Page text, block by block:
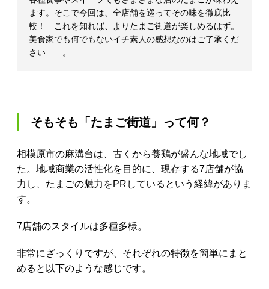
ます。そこで今回は、全店舗を巡ってその味を徹底比
較！ これを知れば、よりたまご街道が楽しめるはず。
美食家でも何でもないイチ素人の感想なのはご了承くだ
さい……。
そもそも「たまご街道」って何？
相模原市の麻溝台は、古くから養鶏が盛んな地域でし
た。地域商業の活性化を目的に、現存する7店舗が協
力し、たまごの魅力をPRしているという経緯がありま
す。
7店舗のスタイルは多種多様。
非常にざっくりですが、それぞれの特徴を簡単にまと
めると以下のような感じです。